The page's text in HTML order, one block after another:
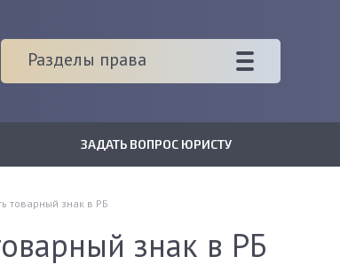
Разделы права
ЗАДАТЬ ВОПРОС ЮРИСТУ
товарный знак в РБ
знак в РБ